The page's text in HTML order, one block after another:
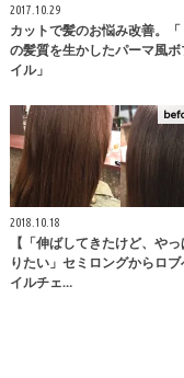
2017.10.29
カットで髪のお悩み改善。
の髪質を生かしたパーマ風ボ
イル」
2018.10.18
【「伸ばしてきたけど、や
りたい」セミロングからロブ
イルチェ…